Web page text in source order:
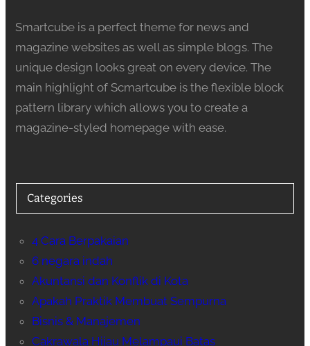
Smartcube is a perfect theme for news and
magazine websites as well as simple blogs. The
unique design looks great on every device. The
main highlight of Scmartcube is the flexible block
pattern library which allows you to create a
magazine-styled homepage with ease.
Categories
4 Cara Berpakaian
6 negara indah
Akuntansi dan Konflik di Kota
Apakah Praktik Membuat Sempurna
Bisnis & Manajemen
Cakrawala Hijau Melampaui Batas